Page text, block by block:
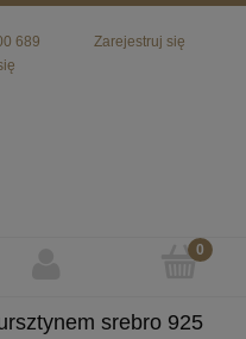
689
Zarejestruj się
srebro 925